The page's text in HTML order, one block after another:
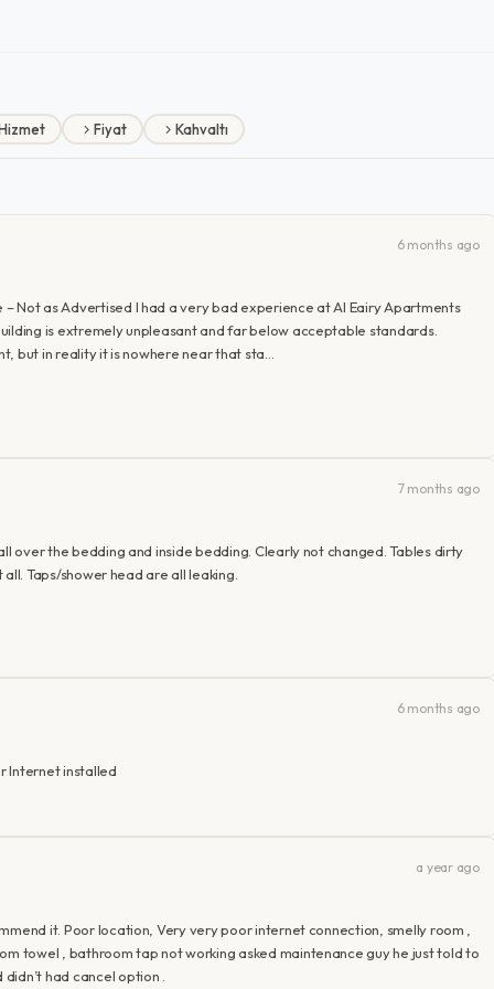
Fiyat Kahvaltı
6 months ago
Not as Advertised I had a very bad experience at Al Eairy Apartments
is extremely unpleasant and far below acceptable standards.
but in reality it is nowhere near that sta…
7 months ago
over the bedding and inside bedding. Clearly not changed. Tables dirty
Taps/shower head are all leaking.
6 months ago
Internet installed
a year ago
it. Poor location, Very very poor internet connection, smelly room ,
towel , bathroom tap not working asked maintenance guy he just told to
had cancel option .